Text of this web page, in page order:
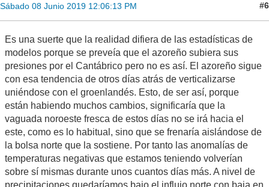
Sábado 08 Junio 2019 12:06:13 PM #6
Es una suerte que la realidad difiera de las estadísticas de
modelos porque se preveía que el azoreño subiera sus
presiones por el Cantábrico pero no es así. El azoreño sigue
con esa tendencia de otros días atrás de verticalizarse
uniéndose con el groenlandés. Esto, de ser así, porque
están habiendo muchos cambios, significaría que la
vaguada noroeste fresca de estos días no se irá hacia el
este, como es lo habitual, sino que se frenaría aislándose de
la bolsa norte que la sostiene. Por tanto las anomalías de
temperaturas negativas que estamos teniendo volverían
sobre sí mismas durante unos cuantos días más. A nivel de
precipitaciones quedaríamos bajo el influjo norte con baja en